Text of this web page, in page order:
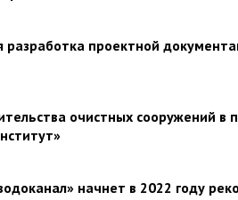
разработка проектной
очистных сооружений в
начнет в 2022 году